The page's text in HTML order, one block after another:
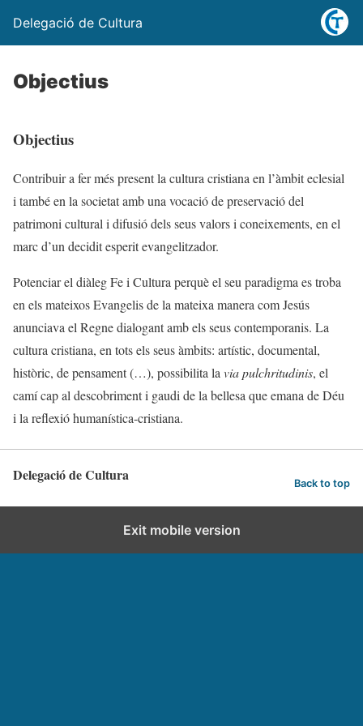
Delegació de Cultura
Objectius
Objectius
Contribuir a fer més present la cultura cristiana en l’àmbit eclesial
i també en la societat amb una vocació de preservació del
patrimoni cultural i difusió dels seus valors i coneixements, en el
marc d’un decidit esperit evangelitzador.
Potenciar el diàleg Fe i Cultura perquè el seu paradigma es troba
en els mateixos Evangelis de la mateixa manera com Jesús
anunciava el Regne dialogant amb els seus contemporanis. La
cultura cristiana, en tots els seus àmbits: artístic, documental,
històric, de pensament (…), possibilita lavia pulchritudinis, el
camí cap al descobriment i gaudi de la bellesa que emana de Déu
i la reflexió humanística-cristiana.
Delegació de Cultura Back to top
Exit mobile version